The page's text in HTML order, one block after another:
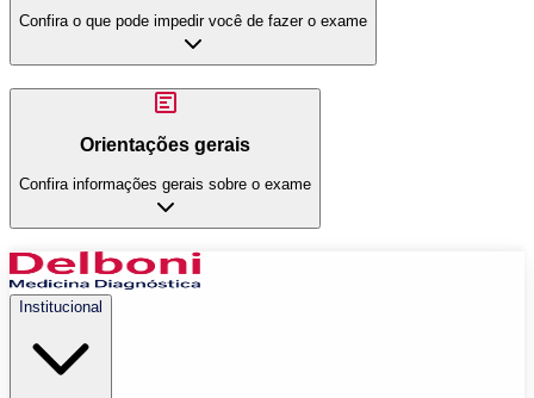
Confira o que pode impedir você de fazer o exame
Orientações gerais
Confira informações gerais sobre o exame
Institucional